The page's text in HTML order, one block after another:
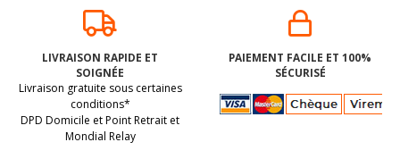
CHICCHE (mini
sans gluten sans
lait sans oeufs sans
coque sans
arachide Piaceri
Mediterranei :
(2x200g) = 400
grammes
(dluo 11/03/2027) Peut
contenir des traces de
soja. Pas d'autres traces
déclarées par le
LIVRAISON RAPIDE ET
SOIGNÉE
Livraison gratuite sous certaines
conditions*
DPD Domicile et Point Retrait et
Mondial Relay
PAIEMENT FACILE ET 100%
SÉCURISÉ